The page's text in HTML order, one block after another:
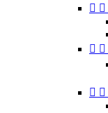
 
 
 